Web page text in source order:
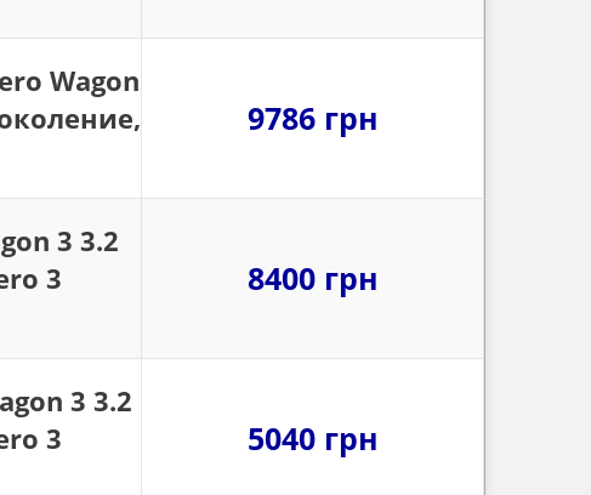
Wagon
9786 грн
3 3.2
3
8400 грн
3 3.2
3
5040 грн